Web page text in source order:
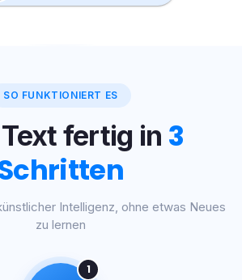
SO FUNKTIONIERT ES
fertig in 3
Intelligenz, ohne etwas Neues
zu lernen
1